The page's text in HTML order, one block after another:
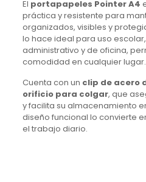
El portapapeles Pointer A4
práctica y resistente para
organizados, visibles y
lo hace ideal para uso
administrativo y de oficina,
comodidad en cualquier lugar.
Cuenta con un clip de acero
orificio para colgar, que
y facilita su almacenamiento
diseño funcional lo convierte
el trabajo diario.